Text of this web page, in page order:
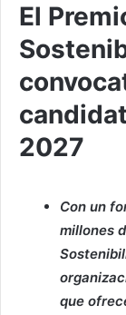
El
2027
Con un
millones
que